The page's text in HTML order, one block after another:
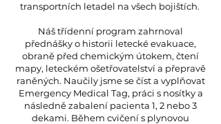
transportních letadel na všech bojištích.
Náš třídenní program zahrnoval
přednášky o historii letecké evakuace,
obraně před chemickým útokem, čtení
mapy, leteckém ošetřovatelství a přepravě
raněných. Naučily jsme se číst a vyplňovat
Emergency Medical Tag, práci s nosítky a
následně zabalení pacienta 1, 2 nebo 3
dekami. Během cvičení s plynovou